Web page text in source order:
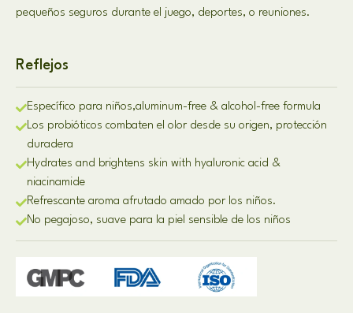
pequeños seguros durante el juego, deportes, o reuniones.
Reflejos
Específico para niños,aluminum-free & alcohol-free formula
Los probióticos combaten el olor desde su origen, protección
duradera
Hydrates and brightens skin with hyaluronic acid &
niacinamide
Refrescante aroma afrutado amado por los niños.
No pegajoso, suave para la piel sensible de los niños